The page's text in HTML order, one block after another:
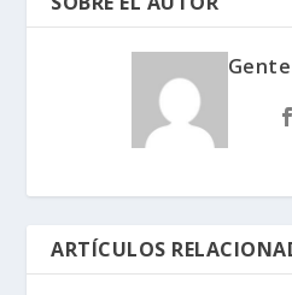
ARTÍCULOS